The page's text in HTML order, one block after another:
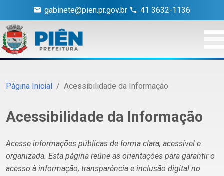
gabinete@pien.pr.gov.br 41 3632-1136
Página Inicial Acessibilidade da Informação
Acessibilidade da Informação
Acesse informações públicas de forma clara, acessível e
organizada. Esta página reúne as orientações para garantir o
acesso à informação, transparência e inclusão digital no